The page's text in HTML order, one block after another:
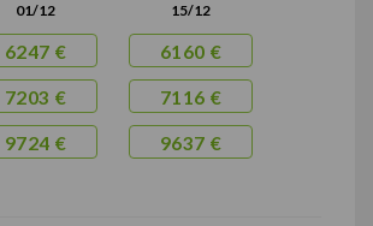
01/12
6247 €
7203 €
9724 €
15/12
6160 €
7116 €
9637 €